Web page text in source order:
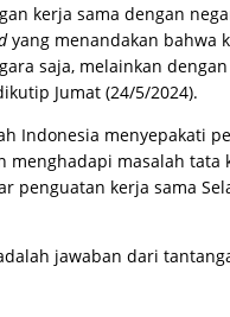
kerja sama dengan
yang menandakan bahwa
saja, melainkan
Jumat (24/5/2024).
Indonesia menyepakati
menghadapi masalah
penguatan kerja sama
jawaban dari